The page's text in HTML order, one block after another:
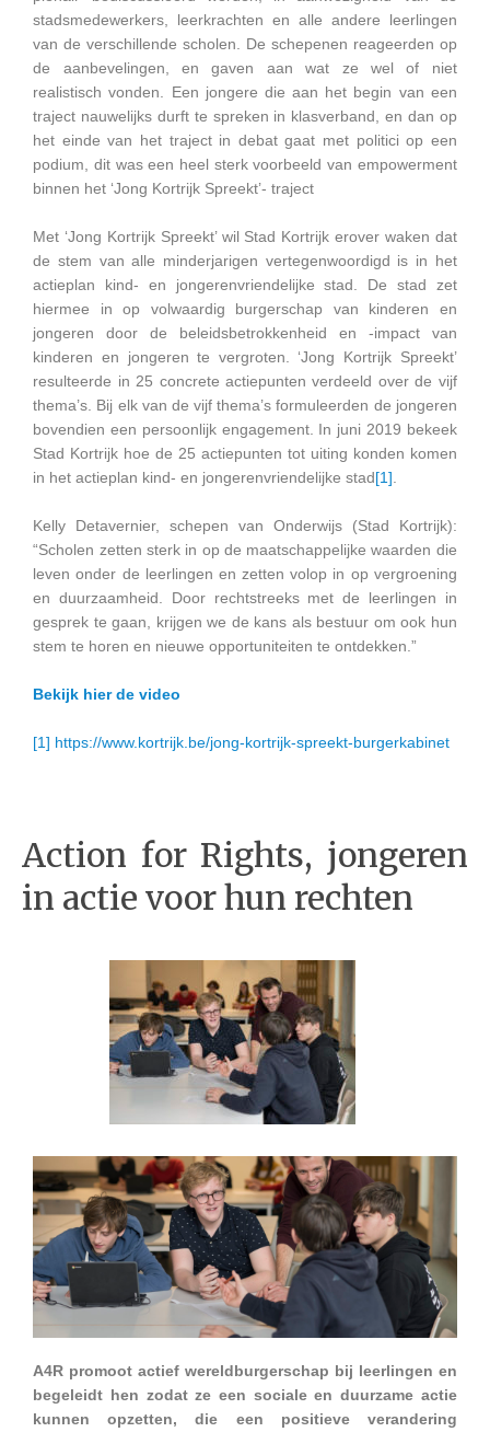
stadsmedewerkers, leerkrachten en alle andere leerlingen
van de verschillende scholen. De schepenen reageerden op
de aanbevelingen, en gaven aan wat ze wel of niet
realistisch vonden. Een jongere die aan het begin van een
traject nauwelijks durft te spreken in klasverband, en dan op
het einde van het traject in debat gaat met politici op een
podium, dit was een heel sterk voorbeeld van empowerment
binnen het ‘Jong Kortrijk Spreekt’- traject
Met ‘Jong Kortrijk Spreekt’ wil Stad Kortrijk erover waken dat
de stem van alle minderjarigen vertegenwoordigd is in het
actieplan kind- en jongerenvriendelijke stad. De stad zet
hiermee in op volwaardig burgerschap van kinderen en
jongeren door de beleidsbetrokkenheid en -impact van
kinderen en jongeren te vergroten. ‘Jong Kortrijk Spreekt’
resulteerde in 25 concrete actiepunten verdeeld over de vijf
thema’s. Bij elk van de vijf thema’s formuleerden de jongeren
bovendien een persoonlijk engagement. In juni 2019 bekeek
Stad Kortrijk hoe de 25 actiepunten tot uiting konden komen
in het actieplan kind- en jongerenvriendelijke stad [1] .
Kelly Detavernier, schepen van Onderwijs (Stad Kortrijk):
“Scholen zetten sterk in op de maatschappelijke waarden die
leven onder de leerlingen en zetten volop in op vergroening
en duurzaamheid. Door rechtstreeks met de leerlingen in
gesprek te gaan, krijgen we de kans als bestuur om ook hun
stem te horen en nieuwe opportuniteiten te ontdekken.”
Bekijk hier de video
[1] https://www.kortrijk.be/jong-kortrijk-spreekt-burgerkabinet
Action for Rights, jongeren
in actie voor hun rechten
A4R promoot actief wereldburgerschap bij leerlingen en
begeleidt hen zodat ze een sociale en duurzame actie
kunnen opzetten, die een positieve verandering